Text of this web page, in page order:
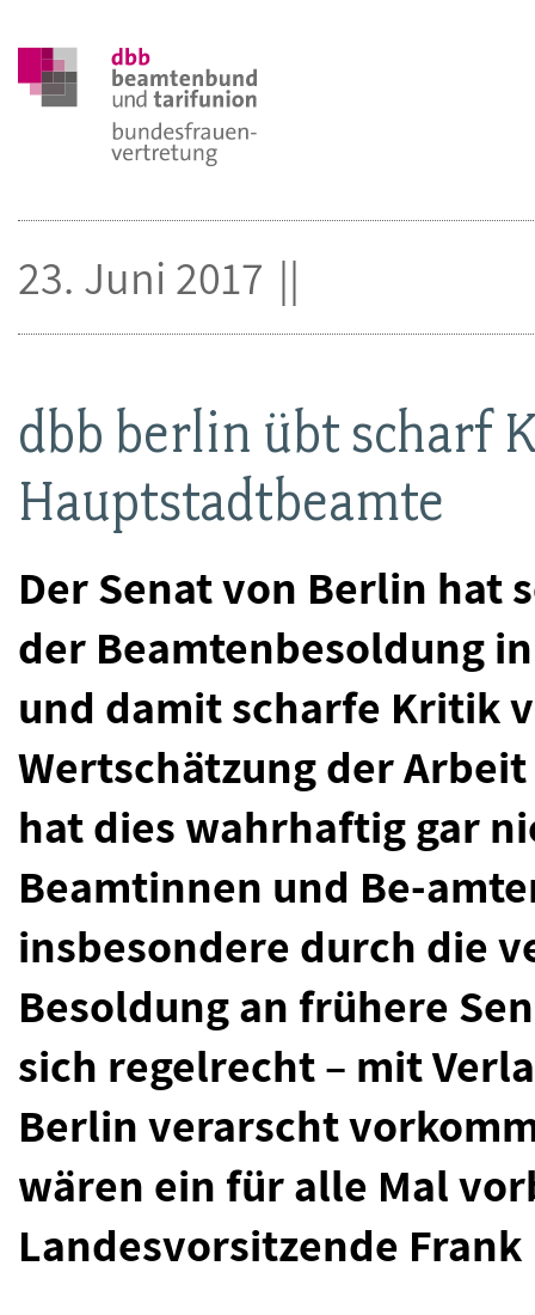
dbb berlin übt scharf
Hauptstadtbeamte
Der Senat von Berlin hat
der Beamtenbesoldung
und damit scharfe Kritik
Wertschätzung der
hat dies wahrhaftig gar
Beamtinnen und Be-
insbesondere durch die
Besoldung an frühere
sich regelrecht – mit
Berlin verarscht
wären ein für alle Mal
Landesvorsitzende Frank
23. Juni 2017